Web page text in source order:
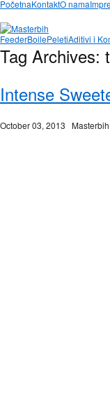
PočetnaKontaktO nama
FeederBoilePeletiAditivi i
Tag Archives:
Intense
October 03, 2013 Masterbih